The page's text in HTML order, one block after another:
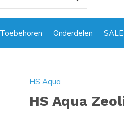
Toebehoren Onderdelen SALE
HS Aqua
HS Aqua